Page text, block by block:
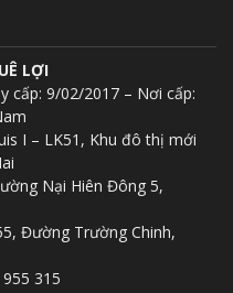
tần nhiệt Zeus thương
LỢI
cấp: 9/02/2017 – Nơi cấp:
I – LK51, Khu đô thị mới
Nại Hiên Đông 5,
Đường Trường Chinh,
315